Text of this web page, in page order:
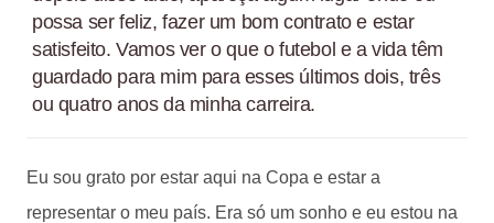
possa ser feliz, fazer um bom contrato e estar
satisfeito. Vamos ver o que o futebol e a vida têm
guardado para mim para esses últimos dois, três
ou quatro anos da minha carreira.
Eu sou grato por estar aqui na Copa e estar a
representar o meu país. Era só um sonho e eu estou na